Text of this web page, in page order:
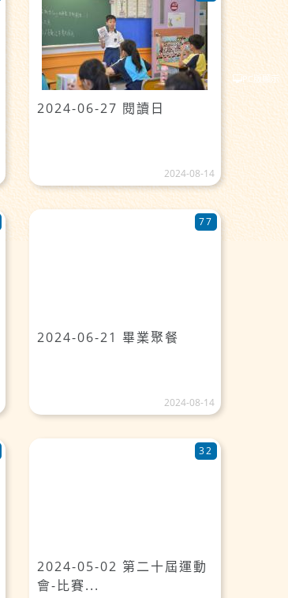
2024-06-27 閱讀日
2024-08-14
2024-06-21 畢業聚餐
77
2024-08-14
2024-05-02 第二十屆運動
會-比賽...
32
PC版顯示